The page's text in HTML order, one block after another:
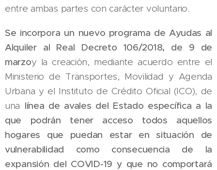
entre ambas partes con carácter voluntario.
Se incorpora un nuevo programa de Ayudas al
Alquiler al Real Decreto 106/2018, de 9 de
marzoy la creación, mediante acuerdo entre el
Ministerio de Transportes, Movilidad y Agenda
Urbana y el Instituto de Crédito Oficial (ICO), de
una línea de avales del Estado específica a la
que podrán tener acceso todos aquellos
hogares que puedan estar en situación de
vulnerabilidad como consecuencia de la
expansión del COVID-19 y que no comportará